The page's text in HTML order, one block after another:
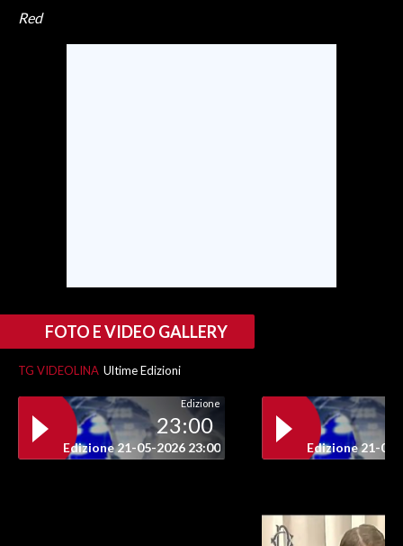
Red
FOTO E VIDEO GALLERY
TG VIDEOLINA Ultime Edizioni
Edizione
23:00
Edizione 21-05-2026 23:00 Edizione 21-05-